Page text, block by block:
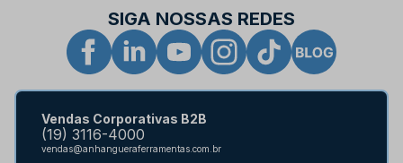
SIGA NOSSAS REDES
Vendas Corporativas B2B
(19) 3116-4000
vendas@anhangueraferramentas.com.br